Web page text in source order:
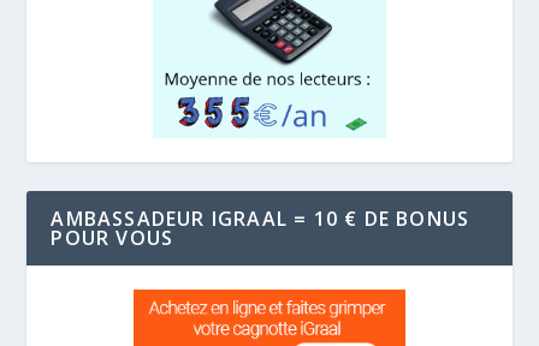
AMBASSADEUR IGRAAL = 10 € DE BONUS
POUR VOUS